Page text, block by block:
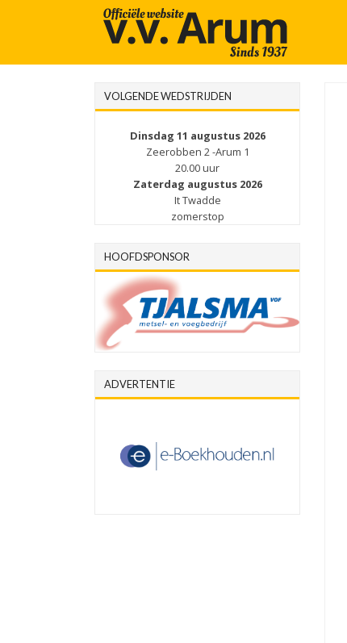
VOLGENDE WEDSTRIJDEN
Dinsdag 11 augustus 2026
Zeerobben 2 -Arum 1
20.00 uur
Zaterdag augustus 2026
It Twadde
zomerstop
HOOFDSPONSOR
ADVERTENTIE